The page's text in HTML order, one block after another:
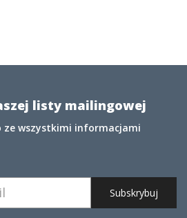
listy mailingowej
ze wszystkimi informacjami
Subskrybuj